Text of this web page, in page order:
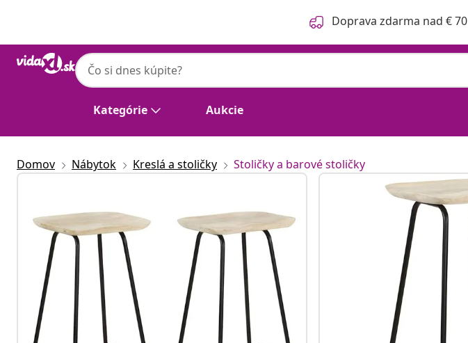
Doprava zdarma nad € 70
Kategórie Aukcie
Domov Nábytok Kreslá a stoličky Stoličky a barové stoličky